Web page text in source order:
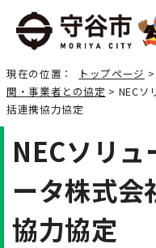
現在の位置： トップページ >
関・事業者との協定 > NECソ
括連携協力協定
NECソリ
ータ株式会
協力協定